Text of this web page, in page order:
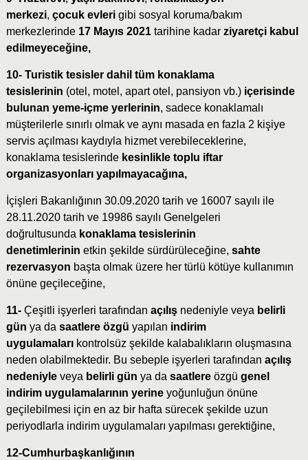
merkezi, çocuk evleri gibi sosyal koruma/bakım
merkezlerinde 17 Mayıs 2021 tarihine kadar ziyaretçi kabul
edilmeyeceğine,
10- Turistik tesisler dahil tüm konaklama
tesislerinin (otel, motel, apart otel, pansiyon vb.) içerisinde
bulunan yeme-içme yerlerinin, sadece konaklamalı
müşterilerle sınırlı olmak ve aynı masada en fazla 2 kişiye
servis açılması kaydıyla hizmet verebileceklerine,
konaklama tesislerinde kesinlikle toplu iftar
organizasyonları yapılmayacağına,
İçişleri Bakanlığının 30.09.2020 tarih ve 16007 sayılı ile
28.11.2020 tarih ve 19986 sayılı Genelgeleri
doğrultusunda konaklama tesislerinin
denetimlerinin etkin şekilde sürdürüleceğine, sahte
rezervasyon başta olmak üzere her türlü kötüye kullanımın
önüne geçileceğine,
11- Çeşitli işyerleri tarafından açılış nedeniyle veya belirli
gün ya da saatlere özgü yapılan indirim
uygulamaları kontrolsüz şekilde kalabalıkların oluşmasına
neden olabilmektedir. Bu sebeple işyerleri tarafından açılış
nedeniyle veya belirli gün ya da saatlere özgü genel
indirim uygulamalarının yerine yoğunluğun önüne
geçilebilmesi için en az bir hafta sürecek şekilde uzun
periyodlarla indirim uygulamaları yapılması gerektiğine,
12-Cumhurbaşkanlığının